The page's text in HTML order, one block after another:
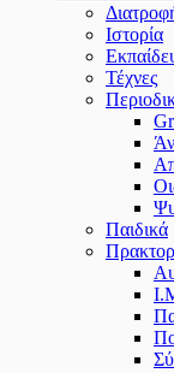
Ιστορία
Τέχνες
Παιδικά